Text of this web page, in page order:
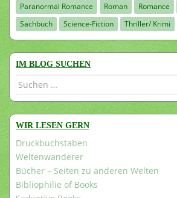
Paranormal Romance
Roman Romance
Sachbuch
Science-Fiction Thriller/ Krimi
IM BLOG SUCHEN
Suchen
WIR LESEN GERN
Druckbuchstaben
Weltenwanderer
Bücher – Seiten zu anderen Welten
Bibliophilie of Books